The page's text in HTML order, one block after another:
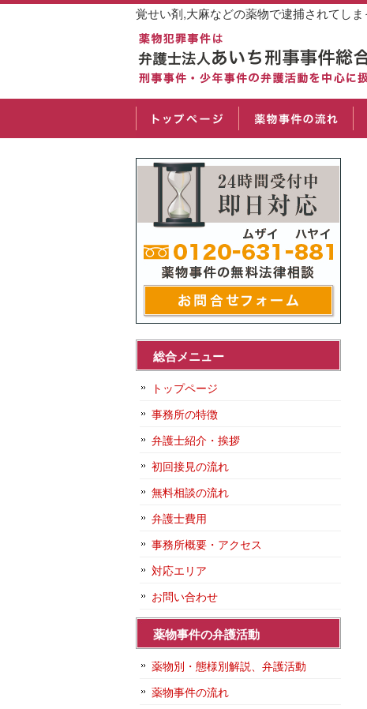
覚せい剤,大麻などの薬物で逮捕されてし
総合メニュー
トップページ
事務所の特徴
弁護士紹介・挨拶
初回接見の流れ
無料相談の流れ
弁護士費用
事務所概要・アクセス
対応エリア
お問い合わせ
薬物事件の弁護活動
薬物別・態様別解説、弁護活動
薬物事件の流れ